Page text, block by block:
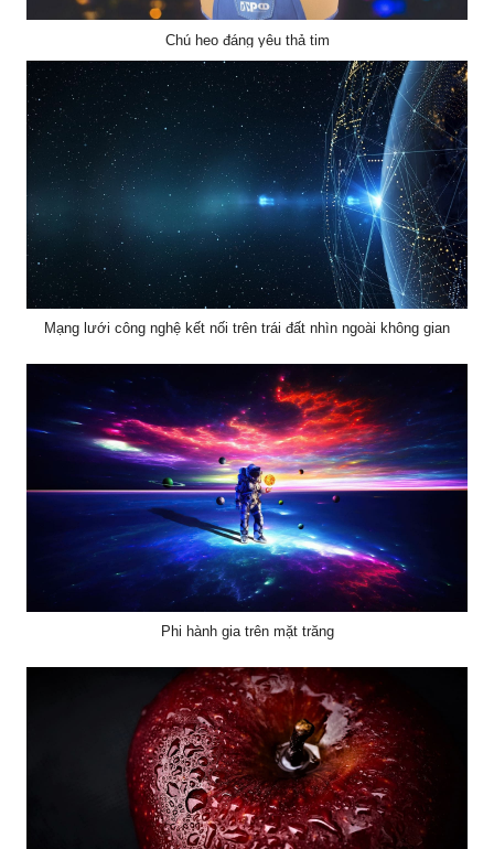
Chú heo đáng yêu thả tim
Mạng lưới công nghệ kết nối trên trái đất nhìn ngoài không gian
Phi hành gia trên mặt trăng